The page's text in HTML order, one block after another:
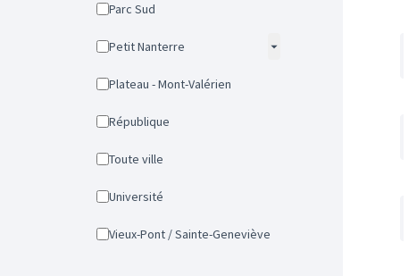
Parc Sud
Petit Nanterre
Plateau - Mont-Valérien
République
Toute ville
Université
Vieux-Pont / Sainte-Geneviève